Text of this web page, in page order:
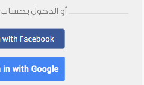
أو الدخول بحساب